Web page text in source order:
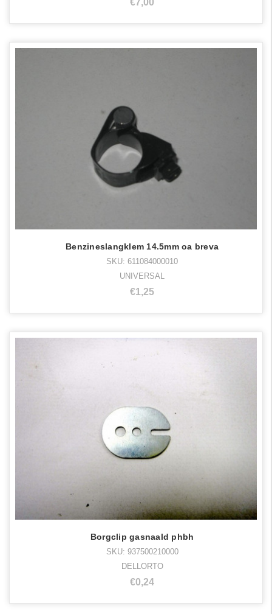
Benzineslangklem 14.5mm oa breva
SKU: 611084000010
UNIVERSAL
€1,25
Borgclip gasnaald phbh
SKU: 937500210000
DELLORTO
€0,24